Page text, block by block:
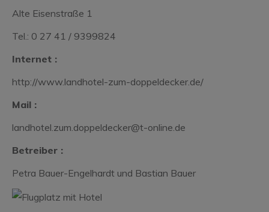
Alte Eisenstraße 1
Tel.: 0 27 41 / 9399824
Internet :
http://www.landhotel-zum-doppeldecker.de/
Mail :
landhotel.zum.doppeldecker@t-online.de
Betreiber :
Petra Bauer-Engelhardt und Bastian Bauer